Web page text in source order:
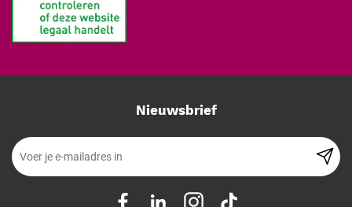
Nieuwsbrief